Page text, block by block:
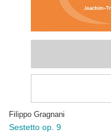
Filippo Gragnani
Sestetto op. 9